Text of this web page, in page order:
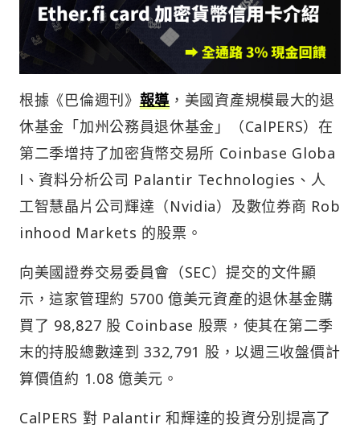
根據《巴倫週刊》 報導 ，美國資產規模最大的退
休基金「加州公務員退休基金」（CalPERS）在
第二季增持了加密貨幣交易所 Coinbase Globa
l、資料分析公司 Palantir Technologies、人
工智慧晶片公司輝達（Nvidia）及數位券商 Rob
inhood Markets 的股票。
向美國證券交易委員會（SEC）提交的文件顯
示，這家管理約 5700 億美元資產的退休基金購
買了 98,827 股 Coinbase 股票，使其在第二季
末的持股總數達到 332,791 股，以週三收盤價計
算價值約 1.08 億美元。
CalPERS 對 Palantir 和輝達的投資分別提高了